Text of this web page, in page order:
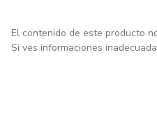
El contenido de este producto
Si ves informaciones